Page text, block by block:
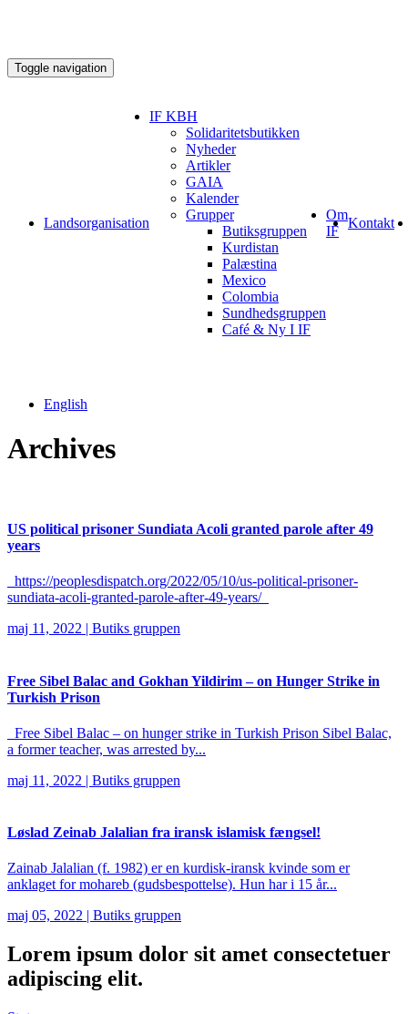
Toggle navigation
Landsorganisation
IF KBH
Solidaritetsbutikken
Nyheder
Artikler
GAIA
Kalender
Grupper
Butiksgruppen
Kurdistan
Palæstina
Mexico
Colombia
Sundhedsgruppen
Café & Ny I IF
Om
IF
Kontakt
English
Archives
US political prisoner Sundiata Acoli granted parole after 49
years
https://peoplesdispatch.org/2022/05/10/us-political-prisoner-
sundiata-acoli-granted-parole-after-49-years/
maj 11, 2022 | Butiks gruppen
Free Sibel Balac and Gokhan Yildirim – on Hunger Strike in
Turkish Prison
Free Sibel Balac – on hunger strike in Turkish Prison Sibel Balac,
a former teacher, was arrested by...
maj 11, 2022 | Butiks gruppen
Løslad Zeinab Jalalian fra iransk islamisk fængsel!
Zainab Jalalian (f. 1982) er en kurdisk-iransk kvinde som er
anklaget for mohareb (gudsbespottelse). Hun har i 15 år...
maj 05, 2022
Butiks gruppen
Lorem ipsum dolor sit amet consectetuer
adipiscing elit.